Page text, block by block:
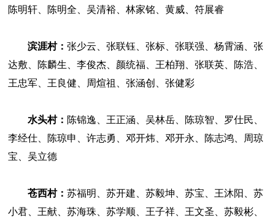
陈明轩、陈明全、吴清裕、林家铭、黄威、符展睿
滨涯村：张少云、张联钰、张标、张联强、杨霄涵、张
达敷、陈麟生、李俊杰、颜统福、王柏翔、张联英、陈浩、
王忠军、王良健、周煊祖、张涵创、张健彩
水头村： 陈锦逸、王正涵、吴林岳、陈琼智、罗仕民、
李经仕、陈琼申、许志勇、邓开炜、邓开永、陈志鸿、周琼
宝、吴立德
苍西村：苏福明、苏开建、苏毅坤、苏宝、王沐阳、苏
小君、王献、苏海珠、苏学顺、王子祥、王文圣、苏毅彬、